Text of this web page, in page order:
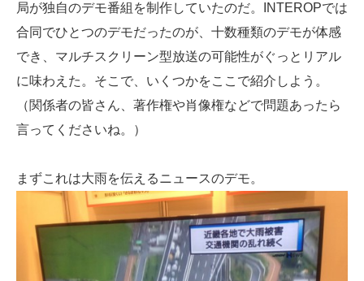
局が独自のデモ番組を制作していたのだ。INTEROPでは
合同でひとつのデモだったのが、十数種類のデモが体感
でき、マルチスクリーン型放送の可能性がぐっとリアル
に味わえた。そこで、いくつかをここで紹介しよう。
（関係者の皆さん、著作権や肖像権などで問題あったら
言ってくださいね。）
まずこれは大雨を伝えるニュースのデモ。